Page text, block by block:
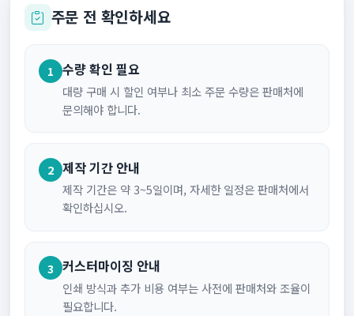
주문 전 확인하세요
1 수량 확인 필요
대량 구매 시 할인 여부나 최소 주문 수량은 판매처에
문의해야 합니다.
2 제작 기간 안내
제작 기간은 약 3~5일이며, 자세한 일정은 판매처에서
확인하십시오.
3 커스터마이징 안내
인쇄 방식과 추가 비용 여부는 사전에 판매처와 조율이
필요합니다.